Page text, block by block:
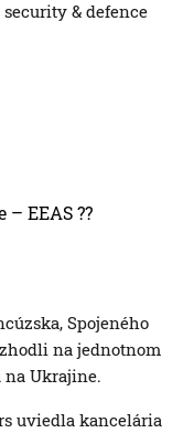
security & defence
EEAS ??
Spojeného
na jednotnom
na Ukrajine.
uviedla kancelária